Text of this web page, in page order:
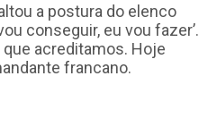
a postura do elenco
conseguir, eu vou fazer’.
acreditamos. Hoje
francano.